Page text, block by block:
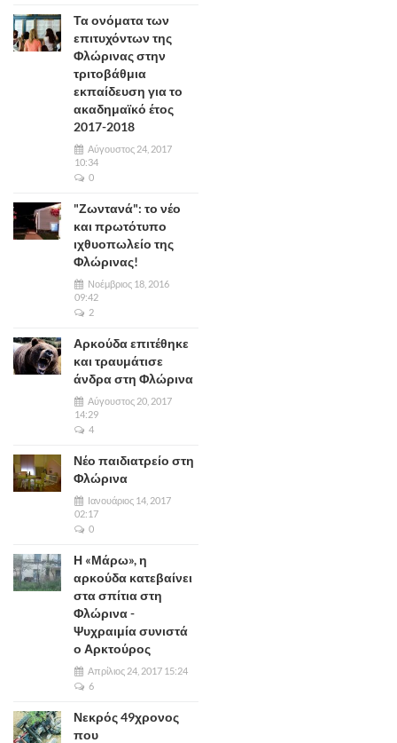
Τα ονόματα των
επιτυχόντων της
Φλώρινας στην
τριτοβάθμια
εκπαίδευση για το
ακαδημαϊκό έτος
2017-2018
Αύγουστος 24, 2017
10:34
0
"Ζωντανά": το νέο
και πρωτότυπο
ιχθυοπωλείο της
Φλώρινας!
Νοέμβριος 18, 2016
09:42
2
Αρκούδα επιτέθηκε
και τραυμάτισε
άνδρα στη Φλώρινα
Αύγουστος 20, 2017
14:29
4
Νέο παιδιατρείο στη
Φλώρινα
Ιανουάριος 14, 2017
02:17
0
Η «Μάρω», η
αρκούδα κατεβαίνει
στα σπίτια στη
Φλώρινα -
Ψυχραιμία συνιστά
ο Αρκτούρος
Απρίλιος 24, 2017 15:24
6
Νεκρός 49χρονος
που